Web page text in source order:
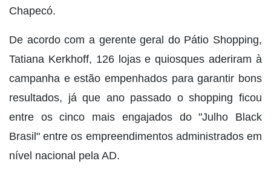
Chapecó.
De acordo com a gerente geral do Pátio Shopping,
Tatiana Kerkhoff, 126 lojas e quiosques aderiram à
campanha e estão empenhados para garantir bons
resultados, já que ano passado o shopping ficou
entre os cinco mais engajados do "Julho Black
Brasil" entre os empreendimentos administrados em
nível nacional pela AD.